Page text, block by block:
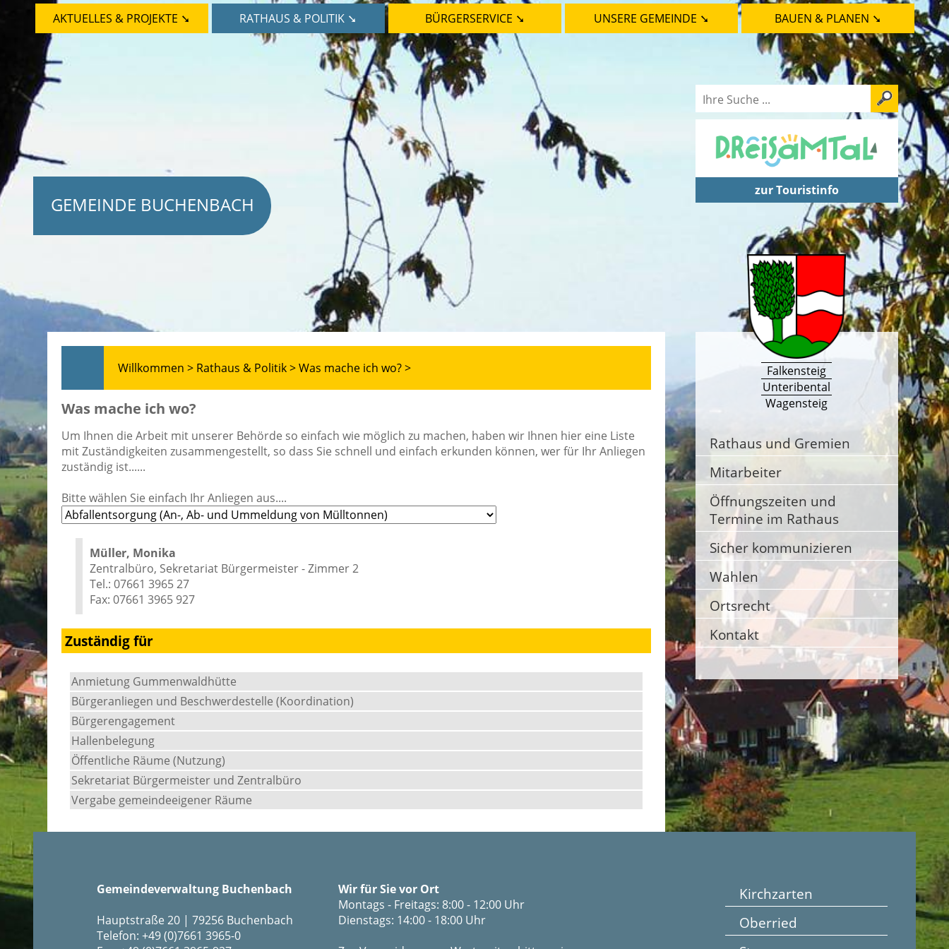
GEMEINDE BUCHENBACH
AKTUELLES & PROJEKTE ➘ RATHAUS & POLITIK ➘ BÜRGERSERVICE ➘ UNSERE GEMEINDE ➘ BAUEN & PLANEN ➘
zur Touristinfo
Willkommen > Rathaus & Politik >Was mache ich wo? >
Was mache ich wo?
Um Ihnen die Arbeit mit unserer Behörde so einfach wie möglich zu machen, haben wir Ihnen hier eine Liste
mit Zuständigkeiten zusammengestellt, so dass Sie schnell und einfach erkunden können, wer für Ihr Anliegen
zuständig ist......
Bitte wählen Sie einfach Ihr Anliegen aus....
Müller, Monika
Zentralbüro, Sekretariat Bürgermeister - Zimmer 2
Tel.: 07661 3965 27
Fax: 07661 3965 927
Zuständig für
Anmietung Gummenwaldhütte
Bürgeranliegen und Beschwerdestelle (Koordination)
Bürgerengagement
Hallenbelegung
Öffentliche Räume (Nutzung)
Sekretariat Bürgermeister und Zentralbüro
Vergabe gemeindeeigener Räume
Falkensteig
Unteribental
Wagensteig
Rathaus und Gremien
Mitarbeiter
Öffnungszeiten und
Termine im Rathaus
Sicher kommunizieren
Wahlen
Ortsrecht
Kontakt
Gemeindeverwaltung Buchenbach
Hauptstraße 20 | 79256 Buchenbach
Telefon: +49 (0)7661 3965-0
Wir für Sie vor Ort
Montags - Freitags: 8:00 - 12:00 Uhr
Dienstags: 14:00 - 18:00 Uhr
Kirchzarten
Oberried